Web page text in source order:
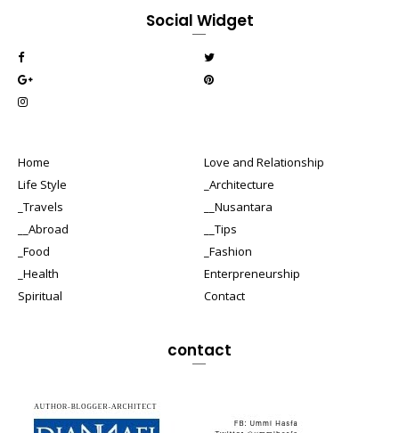
Social Widget
Home
Love and Relationship
Life Style
_Architecture
_Travels
__Nusantara
__Abroad
__Tips
_Food
_Fashion
_Health
Enterpreneurship
Spiritual
Contact
contact